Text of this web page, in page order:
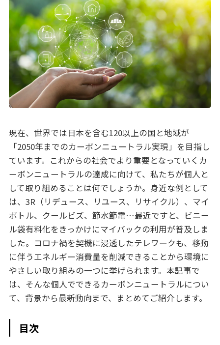
現在、世界では日本を含む120以上の国と地域が
「2050年までのカーボンニュートラル実現」を目指し
ています。これからの社会でより重要となっていくカ
ーボンニュートラルの達成に向けて、私たちが個人と
して取り組めることは何でしょうか。身近な例として
は、3R（リデュース、リユース、リサイクル）、マイ
ボトル、クールビズ、節水節電…最近ですと、ビニー
ル袋有料化をきっかけにマイバックの利用が普及しま
した。コロナ禍を契機に浸透したテレワークも、移動
に伴うエネルギー消費量を削減できることから環境に
やさしい取り組みの一つに挙げられます。本記事で
は、そんな個人でできるカーボンニュートラルについ
て、背景から最新動向まで、まとめてご紹介します。
目次